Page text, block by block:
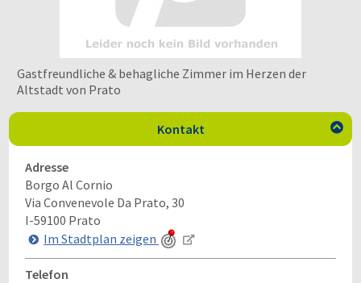
Gastfreundliche & behagliche Zimmer im Herzen der
Altstadt von Prato
Kontakt 
Adresse
Borgo Al Cornio
Via Convenevole Da Prato, 30
I-59100 Prato
Im Stadtplan zeigen
Telefon